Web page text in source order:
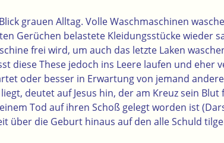
grauen Alltag. Volle Waschmaschinen
Gerüchen belastete Kleidungsstücke wieder
frei wird, um auch das letzte Laken
diese These jedoch ins Leere laufen und eher
oder besser in Erwartung von jemand
deutet auf Jesus hin, der am Kreuz sein Blut
Tod auf ihren Schoß gelegt worden ist
über die Geburt hinaus auf den alle Schuld